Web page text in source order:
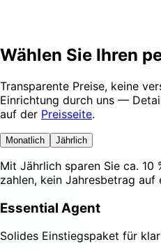
Wählen Sie Ihren
Transparente Preise, keine
Einrichtung durch uns —
auf der Preisseite.
Monatlich Jährlich
Mit Jährlich sparen Sie ca.
zahlen, kein Jahresbetrag auf
Essential Agent
Solides Einstiegspaket für